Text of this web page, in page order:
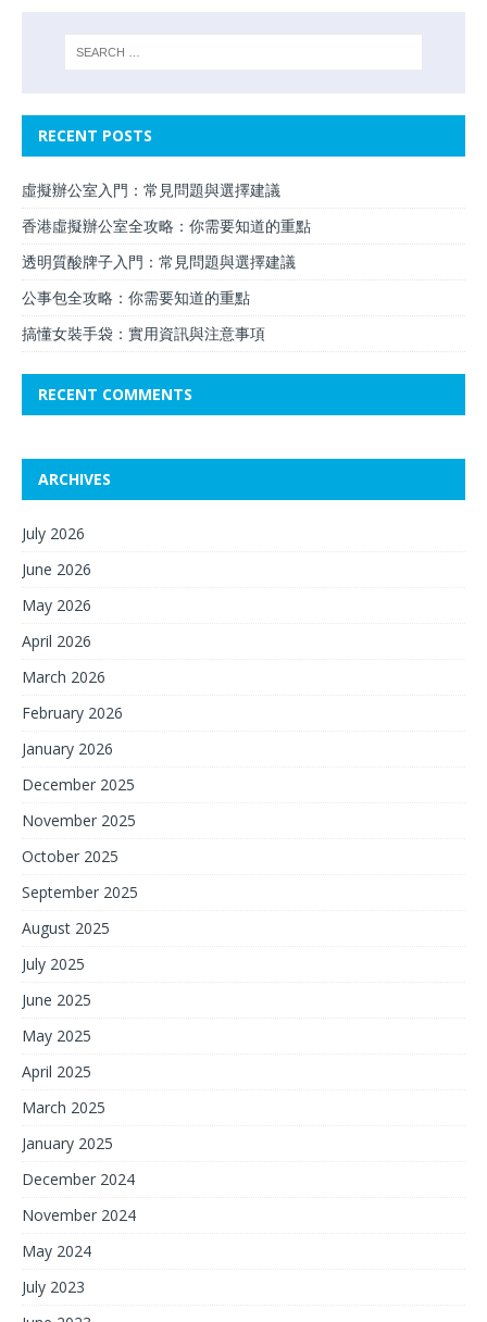
RECENT POSTS
虛擬辦公室入門：常見問題與選擇建議
香港虛擬辦公室全攻略：你需要知道的重點
透明質酸牌子入門：常見問題與選擇建議
公事包全攻略：你需要知道的重點
搞懂女裝手袋：實用資訊與注意事項
RECENT COMMENTS
ARCHIVES
July 2026
June 2026
May 2026
April 2026
March 2026
February 2026
January 2026
December 2025
November 2025
October 2025
September 2025
August 2025
July 2025
June 2025
May 2025
April 2025
March 2025
January 2025
December 2024
November 2024
May 2024
July 2023